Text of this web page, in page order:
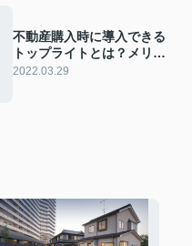
不動産購入時に導入できる
トップライトとは？メリッ
ト・デメリットも解説！
2022.03.29